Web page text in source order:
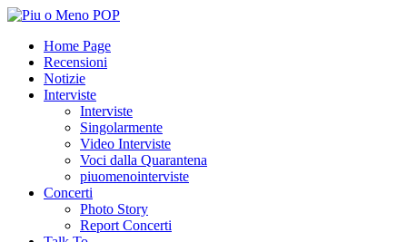
Home Page
Recensioni
Notizie
Interviste
Interviste
Singolarmente
Video Interviste
Voci dalla Quarantena
piuomenointerviste
Concerti
Photo Story
Report Concerti